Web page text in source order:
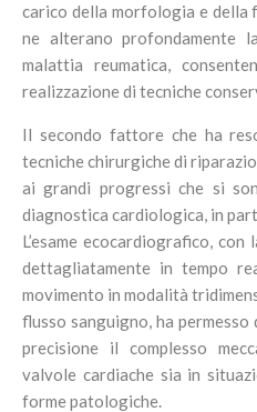
carico della morfologia e della
ne alterano profondamente
malattia reumatica,
realizzazione di tecniche
Il secondo fattore che ha
tecniche chirurgiche di
ai grandi progressi che si
diagnostica cardiologica, in
L’esame ecocardiografico,
dettagliatamente in tempo
movimento in modalità
flusso sanguigno, ha
precisione il complesso
valvole cardiache sia in
forme patologiche.